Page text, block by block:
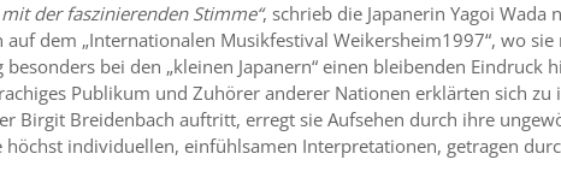
der faszinierenden Stimme“, schrieb die Japanerin Yagoi Wada
dem „Internationalen Musikfestival Weikersheim1997“, wo
bei den „kleinen Japanern“ einen bleibenden Eindruck
Publikum und Zuhörer anderer Nationen erklärten sich zu
Birgit Breidenbach auftritt, erregt sie Aufsehen durch ihre
individuellen, einfühlsamen Interpretationen, getragen